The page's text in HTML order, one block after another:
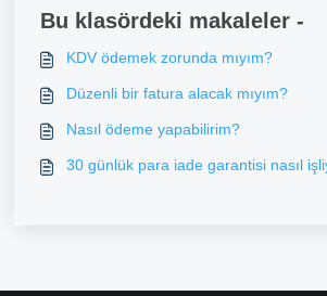
Bu klasördeki makaleler -
KDV ödemek zorunda mıyım?
Düzenli bir fatura alacak mıyım?
Nasıl ödeme yapabilirim?
30 günlük para iade garantisi nasıl